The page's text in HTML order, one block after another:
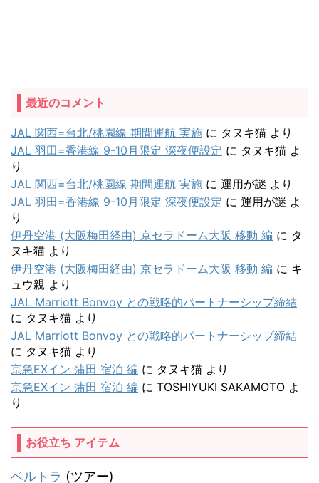
最近のコメント
JAL 関西=台北/桃園線 期間運航 実施 に タヌキ猫 より
JAL 羽田=香港線 9-10月限定 深夜便設定 に タヌキ猫 よ
り
JAL 関西=台北/桃園線 期間運航 実施 に 運用が謎 より
JAL 羽田=香港線 9-10月限定 深夜便設定 に 運用が謎 よ
り
伊丹空港 (大阪梅田経由) 京セラドーム大阪 移動 編 に タ
ヌキ猫 より
伊丹空港 (大阪梅田経由) 京セラドーム大阪 移動 編 に キ
ュウ親 より
JAL Marriott Bonvoy との戦略的パートナーシップ締結
に タヌキ猫 より
JAL Marriott Bonvoy との戦略的パートナーシップ締結
に タヌキ猫 より
京急EXイン 蒲田 宿泊 編 に タヌキ猫 より
京急EXイン 蒲田 宿泊 編 に TOSHIYUKI SAKAMOTO よ
り
お役立ち アイテム
ベルトラ (ツアー)